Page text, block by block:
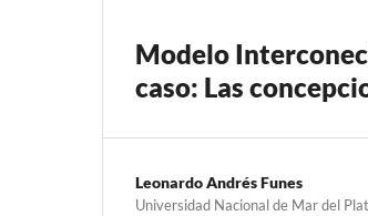
Modelo
caso: Las
Leonardo Andrés Funes
Universidad Nacional de Mar del